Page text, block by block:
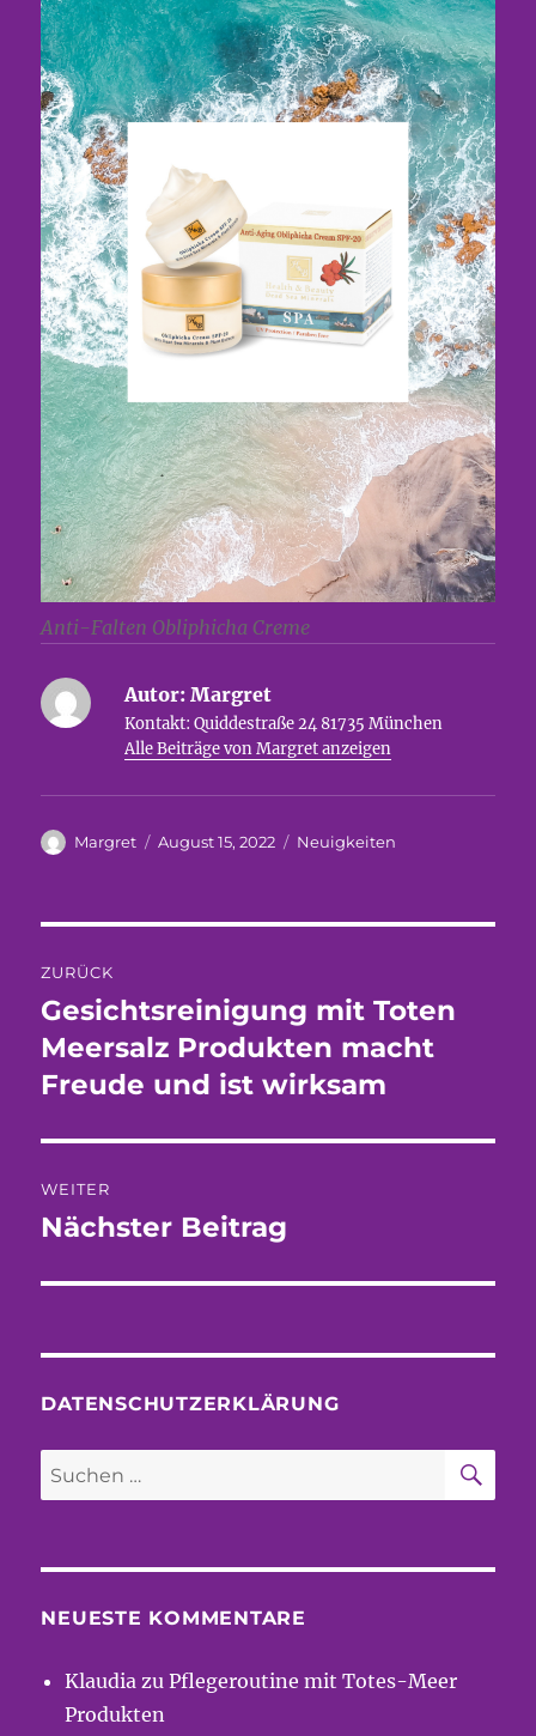
Anti-Falten Obliphicha Creme
Autor: Margret
Kontakt: Quiddestraße 24 81735 München
Alle Beiträge von Margret anzeigen
Autor
Margret
Veröffentlicht
August 15, 2022 Kategorien
Neuigkeiten
ZURÜCK
Vorheriger
Beitrag:
Gesichtsreinigung mit Toten
Meersalz Produkten macht
Freude und ist wirksam
WEITER
Nächster
Nächster Beitrag
DATENSCHUTZERKLÄRUNG
Suchen
nach:
NEUESTE KOMMENTARE
Klaudia zuPflegeroutine mit Totes-Meer
Produkten